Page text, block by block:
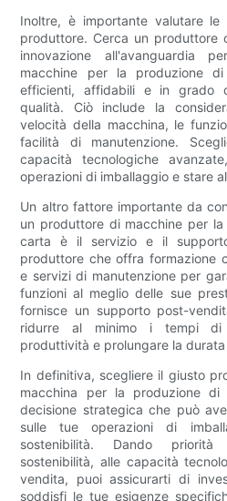
Inoltre, è importante valutare
produttore. Cerca un produttore
innovazione all'avanguardia
macchine per la produzione
efficienti, affidabili e in grado
qualità. Ciò include la
velocità della macchina, le
facilità di manutenzione.
capacità tecnologiche
operazioni di imballaggio e stare
Un altro fattore importante da
un produttore di macchine per
carta è il servizio e il
produttore che offra formazione
e servizi di manutenzione per
funzioni al meglio delle sue
fornisce un supporto post-
ridurre al minimo i tempi di
produttività e prolungare la
In definitiva, scegliere il giusto
macchina per la produzione
decisione strategica che può
sulle tue operazioni di
sostenibilità. Dando
sostenibilità, alle capacità
vendita, puoi assicurarti di
soddisfi le tue esigenze